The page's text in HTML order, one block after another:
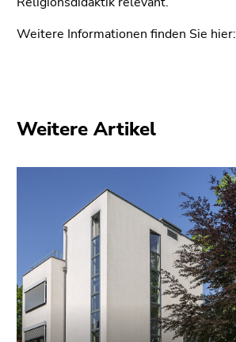
Weitere Informationen finden Sie hier:
Weitere Artikel